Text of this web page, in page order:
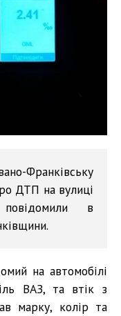
Франківську
ДТП на вулиці
в
на автомобілі
ВАЗ, та втік з
марку, колір та